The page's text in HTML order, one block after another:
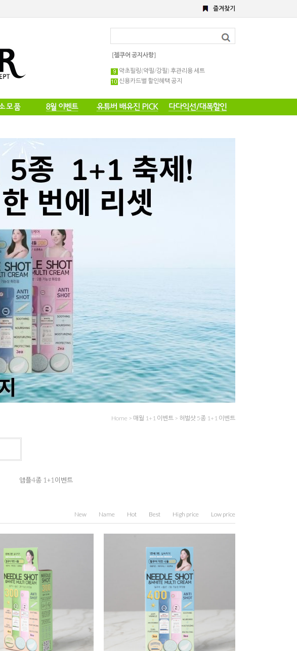
[젤쿠어 공지사항]
8월 이벤트공지
약초필링 1회용 세트
신용카드별 할인혜택 공지
즐겨찾기
Home > 매월 1+1 이벤트 > 허벌샷 5종 1+1 이벤트
앰플4종 1+1이벤트
New Name Hot Best High price Low price